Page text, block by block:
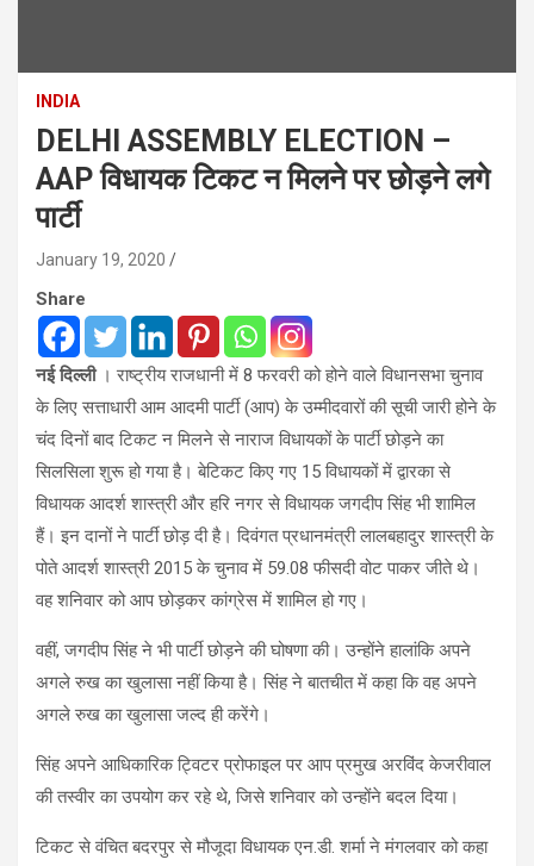
INDIA
DELHI ASSEMBLY ELECTION –
AAP विधायक टिकट न मिलने पर छोड़ने लगे
पार्टी
January 19, 2020
Share
नई दिल्ली । राष्ट्रीय राजधानी में 8 फरवरी को होने वाले विधानसभा चुनाव
के लिए सत्ताधारी आम आदमी पार्टी (आप) के उम्मीदवारों की सूची जारी होने के
चंद दिनों बाद टिकट न मिलने से नाराज विधायकों के पार्टी छोड़ने का
सिलसिला शुरू हो गया है। बेटिकट किए गए 15 विधायकों में द्वारका से
विधायक आदर्श शास्त्री और हरि नगर से विधायक जगदीप सिंह भी शामिल
हैं। इन दानों ने पार्टी छोड़ दी है। दिवंगत प्रधानमंत्री लालबहादुर शास्त्री के
पोते आदर्श शास्त्री 2015 के चुनाव में 59.08 फीसदी वोट पाकर जीते थे।
वह शनिवार को आप छोड़कर कांग्रेस में शामिल हो गए।
वहीं, जगदीप सिंह ने भी पार्टी छोड़ने की घोषणा की। उन्होंने हालांकि अपने
अगले रुख का खुलासा नहीं किया है। सिंह ने बातचीत में कहा कि वह अपने
अगले रुख का खुलासा जल्द ही करेंगे।
सिंह अपने आधिकारिक ट्विटर प्रोफाइल पर आप प्रमुख अरविंद केजरीवाल
की तस्वीर का उपयोग कर रहे थे, जिसे शनिवार को उन्होंने बदल दिया।
टिकट से वंचित बदरपुर से मौजूदा विधायक एन.डी. शर्मा ने मंगलवार को कहा